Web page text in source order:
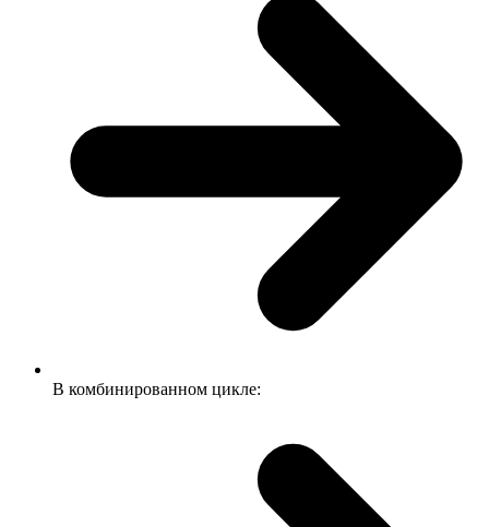
В комбинированном цикле: